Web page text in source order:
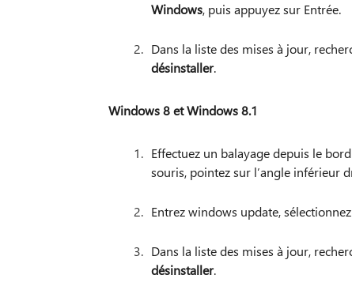
Windows, puis appuyez sur Entrée.
Dans la liste des mises à jour,
désinstaller.
Windows 8 et Windows 8.1
Effectuez un balayage depuis le
souris, pointez sur l’angle inférieur
Entrez windows update, sélectionnez
Dans la liste des mises à jour,
désinstaller.